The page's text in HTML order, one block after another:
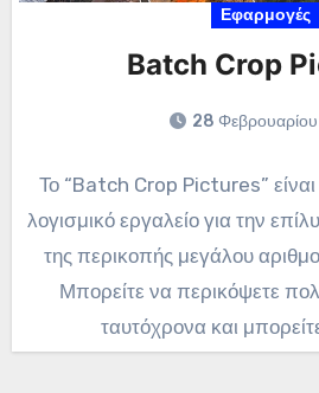
Εφαρμογές
Batch Crop
28
Το “Batch Crop Pictures”
λογισμικό εργαλείο για την
της περικοπής μεγάλου
Μπορείτε να περικόψετε
ταυτόχρονα και